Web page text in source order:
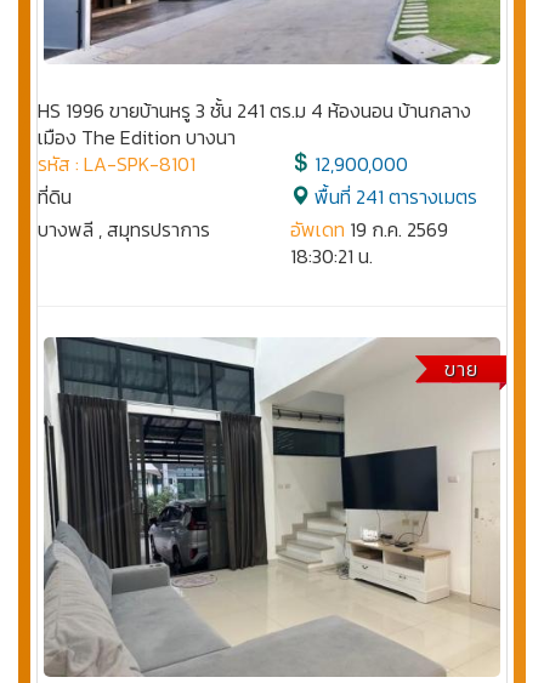
HS 1996 ขายบ้านหรู 3 ชั้น 241 ตร.ม 4 ห้องนอน บ้านกลาง
เมือง The Edition บางนา
รหัส : LA-SPK-8101
ที่ดิน
บางพลี , สมุทรปราการ
12,900,000
พื้นที่ 241 ตารางเมตร
อัพเดท 19 ก.ค. 2569
18:30:21 น.
ขาย